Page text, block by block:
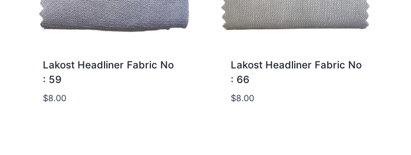
Lakost Headliner Fabric No
: 59
$8.00
Lakost Headliner Fabric No
: 66
$8.00